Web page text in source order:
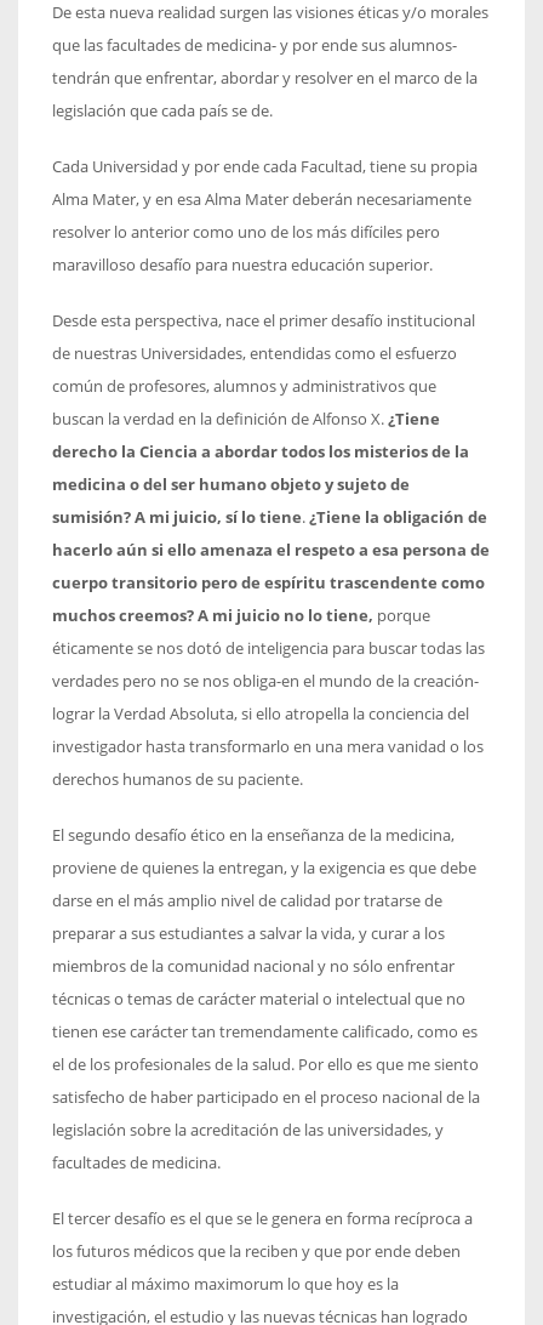
De esta nueva realidad surgen las visiones éticas y/o morales
que las facultades de medicina- y por ende sus alumnos-
tendrán que enfrentar, abordar y resolver en el marco de la
legislación que cada país se de.
Cada Universidad y por ende cada Facultad, tiene su propia
Alma Mater, y en esa Alma Mater deberán necesariamente
resolver lo anterior como uno de los más difíciles pero
maravilloso desafío para nuestra educación superior.
Desde esta perspectiva, nace el primer desafío institucional
de nuestras Universidades, entendidas como el esfuerzo
común de profesores, alumnos y administrativos que
buscan la verdad en la definición de Alfonso X.¿Tiene
derecho la Ciencia a abordar todos los misterios de la
medicina o del ser humano objeto y sujeto de
sumisión? A mi juicio, sí lo tiene.¿Tiene la obligación de
hacerlo aún si ello amenaza el respeto a esa persona de
cuerpo transitorio pero de espíritu trascendente como
muchos creemos? A mi juicio no lo tiene, porque
éticamente se nos dotó de inteligencia para buscar todas las
verdades pero no se nos obliga-en el mundo de la creación-
lograr la Verdad Absoluta, si ello atropella la conciencia del
investigador hasta transformarlo en una mera vanidad o los
derechos humanos de su paciente.
El segundo desafío ético en la enseñanza de la medicina,
proviene de quienes la entregan, y la exigencia es que debe
darse en el más amplio nivel de calidad por tratarse de
preparar a sus estudiantes a salvar la vida, y curar a los
miembros de la comunidad nacional y no sólo enfrentar
técnicas o temas de carácter material o intelectual que no
tienen ese carácter tan tremendamente calificado, como es
el de los profesionales de la salud. Por ello es que me siento
satisfecho de haber participado en el proceso nacional de la
legislación sobre la acreditación de las universidades, y
facultades de medicina.
El tercer desafío es el que se le genera en forma recíproca a
los futuros médicos que la reciben y que por ende deben
estudiar al máximo maximorum lo que hoy es la
investigación, el estudio y las nuevas técnicas han logrado